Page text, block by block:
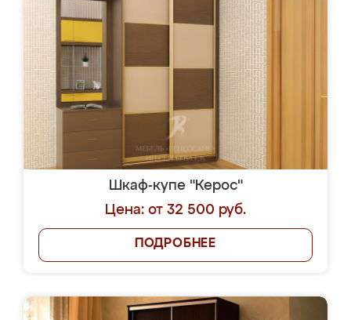
Шкаф-купе "Керос"
Цена: от 32 500 руб.
ПОДРОБНЕЕ